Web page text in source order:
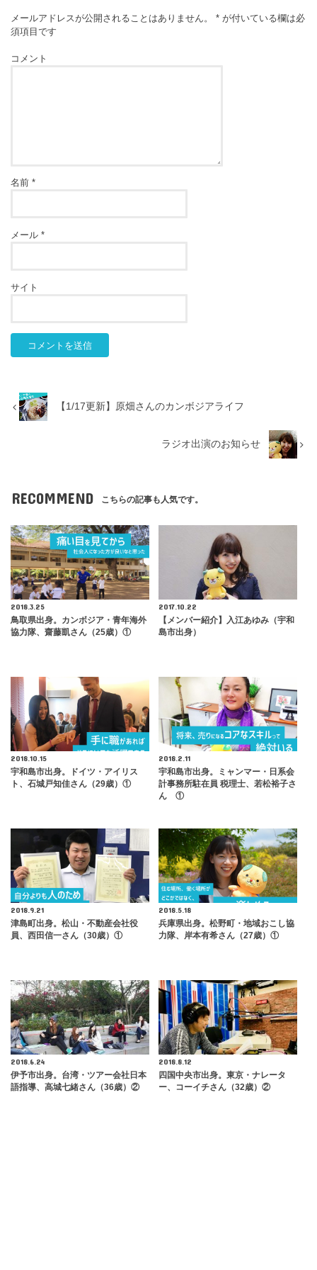
メールアドレスが公開されることはありません。 * が付いている欄は必
須項目です
コメント
名前*
メール*
サイト
【1/17更新】原畑さんのカンボジアライフ
ラジオ出演のお知らせ
RECOMMEND こちらの記事も人気です。
2018.3.25
鳥取県出身。カンボジア・青年海外
協力隊、齋藤凱さん（25歳）①
2017.10.22
【メンバー紹介】入江あゆみ（宇和
島市出身）
2018.10.15
宇和島市出身。ドイツ・アイリス
ト、石城戸知佳さん（29歳）①
2018.2.11
宇和島市出身。ミャンマー・日系会
計事務所駐在員 税理士、若松裕子さ
ん ①
2018.9.21
津島町出身。松山・不動産会社役
員、西田信一さん（30歳）①
2018.5.18
兵庫県出身。松野町・地域おこし協
力隊、岸本有希さん（27歳）①
2018.6.24
伊予市出身。台湾・ツアー会社日本
語指導、高城七緒さん（36歳）②
2018.8.12
四国中央市出身。東京・ナレータ
ー、コーイチさん（32歳）②